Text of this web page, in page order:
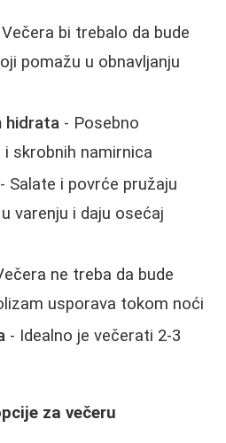
bi trebalo da bude
pomažu u obnavljanju
hidrata - Posebno
skrobnih namirnica
- Salate i povrće pružaju
varenju i daju osećaj
ne treba da bude
usporava tokom noći
- Idealno je večerati 2-3
za večeru